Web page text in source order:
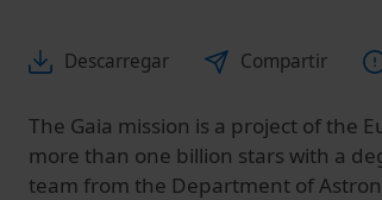
Descarregar Compartir
The Gaia mission is a project of the
more than one billion stars with a
team from the Department of